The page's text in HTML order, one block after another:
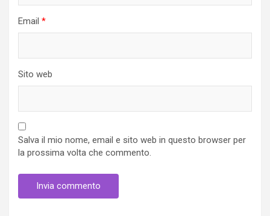
Email *
Sito web
Salva il mio nome, email e sito web in questo browser per
la prossima volta che commento.